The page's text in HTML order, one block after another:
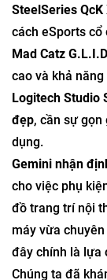
SteelSeries
cách eSports
Mad Catz
cao và khả
Logitech Studio
đẹp, cần sự
dụng.
Gemini nhận
cho việc phụ
đồ trang trí nội
máy vừa
đây chính là lựa
Chúng ta đã